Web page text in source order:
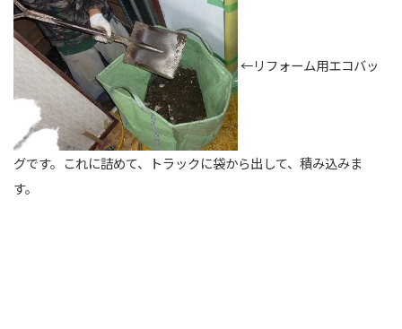
←リフォーム用エコバッ
グです。これに詰めて、トラックに袋から出して、積み込みま
す。